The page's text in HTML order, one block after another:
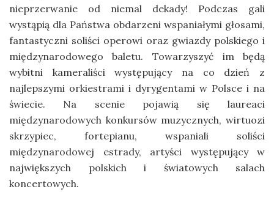
nieprzerwanie od niemal dekady! Podczas gali
wystąpią dla Państwa obdarzeni wspaniałymi głosami,
fantastyczni soliści operowi oraz gwiazdy polskiego i
międzynarodowego baletu. Towarzyszyć im będą
wybitni kameraliści występujący na co dzień z
najlepszymi orkiestrami i dyrygentami w Polsce i na
świecie. Na scenie pojawią się laureaci
międzynarodowych konkursów muzycznych, wirtuozi
skrzypiec, fortepianu, wspaniali soliści
międzynarodowej estrady, artyści występujący w
największych polskich i światowych salach
koncertowych.